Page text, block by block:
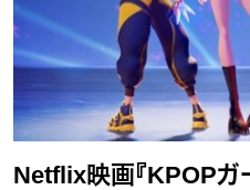
Netflix映画『KPOPガ